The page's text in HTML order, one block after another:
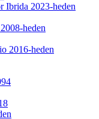
Ibrida 2023-heden
heden
2016-heden